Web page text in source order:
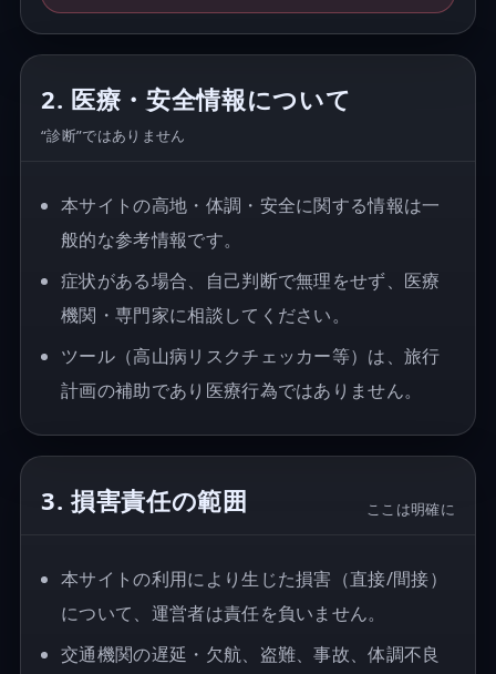
2. 医療・安全情報について
“診断”ではありません
本サイトの高地・体調・安全に関する情報は一
般的な参考情報です。
症状がある場合、自己判断で無理をせず、医療
機関・専門家に相談してください。
ツール（高山病リスクチェッカー等）は、旅行
計画の補助であり医療行為ではありません。
3. 損害責任の範囲 ここは明確に
本サイトの利用により生じた損害（直接/間接）
について、運営者は責任を負いません。
交通機関の遅延・欠航、盗難、事故、体調不良